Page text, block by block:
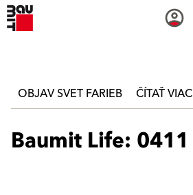
OBJAV SVET FARIEB ČÍTAŤ VIAC
Baumit Life: 0411